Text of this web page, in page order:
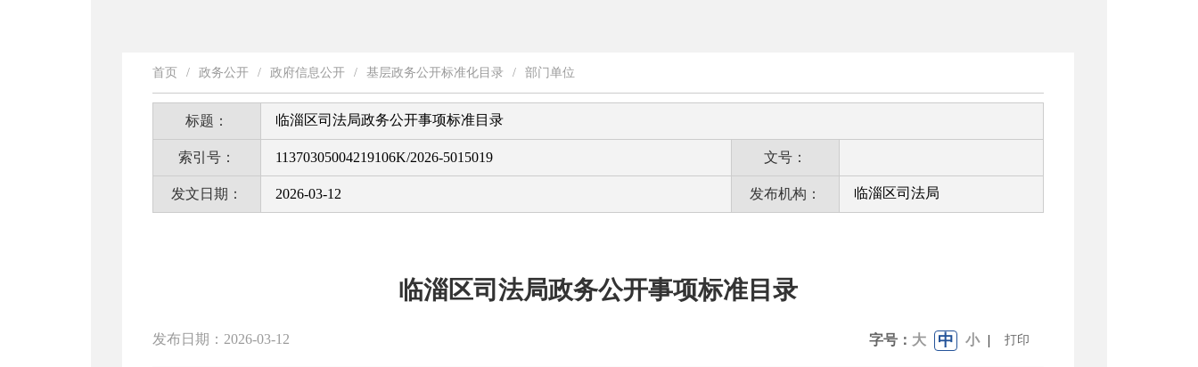
首页 / 政务公开 / 政府信息公开 / 基层政务公开标准化目录 / 部门单位
标题： 临淄区司法局政务公开事项标准目录
索引号： 11370305004219106K/2026-5015019 文号：
发文日期： 2026-03-12 发布机构： 临淄区司法局
临淄区司法局政务公开事项标准目录
发布日期：2026-03-12 字号： 大 中 小 | 打印